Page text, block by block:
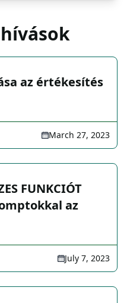
az értékesítés
March 27, 2023
FUNKCIÓT
az
July 7, 2023